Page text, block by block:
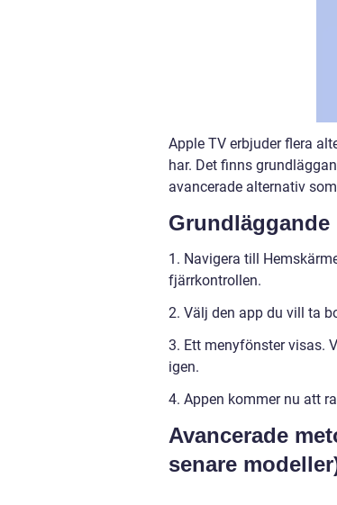
Apple TV erbjuder flera
har. Det finns
avancerade alternativ
Grundläggande
1. Navigera till
fjärrkontrollen.
2. Välj den app du vill ta
3. Ett menyfönster visas.
igen.
4. Appen kommer nu att
Avancerade
senare